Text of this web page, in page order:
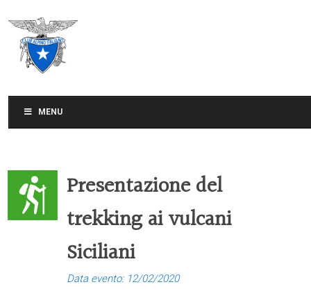
MENU
Presentazione del
trekking ai vulcani
Siciliani
Data evento: 12/02/2020